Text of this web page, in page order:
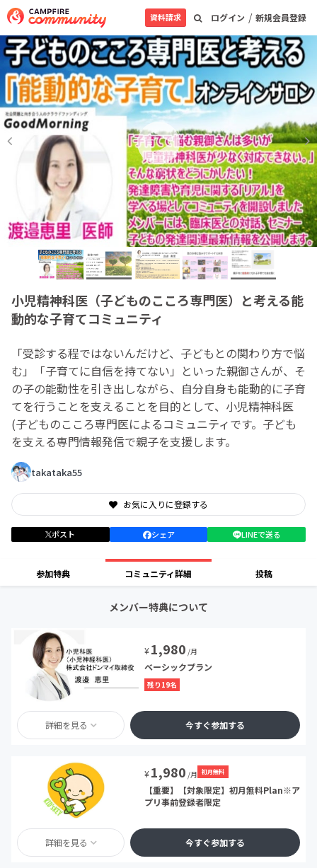
ログイン / 新規会員登録
資料請求
小児精神科医（子どものこころ専門医）と考える能
動的な子育てコミュニティ
「受診する程ではないんだけど、子どもとの関わり方で悩
む」「子育てに自信を持てない」といった親御さんが、そ
の子の能動性を引き出しながら、自分自身も能動的に子育
てを行うことを支えることを目的として、小児精神科医
(子どものこころ専門医によるコミュニティです。子ども
を支える専門情報発信で親子を支援します。
takataka55
お気に入りに登録する
ポスト シェア LINEで送る
参加特典 コミュニティ詳細 投稿
メンバー特典について
¥1,980 /月
ベーシックプラン
残り19名
詳細を見る 今すぐ参加する
¥1,980 /月 初月無料
【重要】【対象限定】初月無料Plan※ア
プリ事前登録者限定
詳細を見る 今すぐ参加する